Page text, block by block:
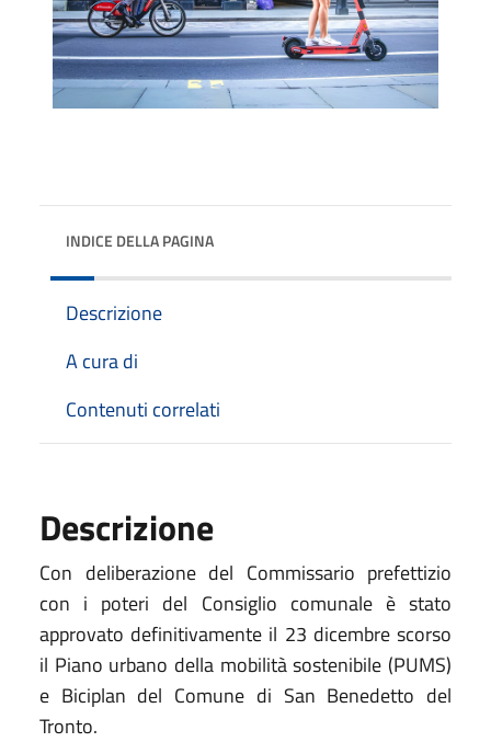
INDICE DELLA PAGINA
Descrizione
A cura di
Contenuti correlati
Descrizione
Con deliberazione del Commissario prefettizio
con i poteri del Consiglio comunale è stato
approvato definitivamente il 23 dicembre scorso
il Piano urbano della mobilità sostenibile (PUMS)
e Biciplan del Comune di San Benedetto del
Tronto.